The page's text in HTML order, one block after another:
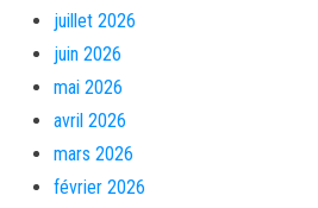
juillet 2026
juin 2026
mai 2026
avril 2026
mars 2026
février 2026